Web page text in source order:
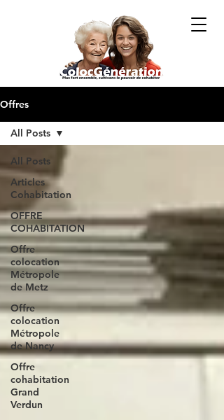
Offres
All Posts
Articles
Cohabitation
OFFRE
COHABITATION
Offre
colocation
Métropole
de Metz
Offre
colocation
Métropole
de Nancy
Offre
cohabitation
Grand
Verdun
All Posts